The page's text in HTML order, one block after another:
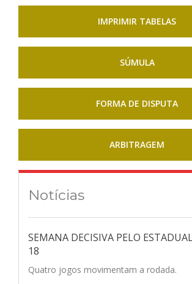
IMPRIMIR TABELAS
SÚMULA
FORMA DE DISPUTA
ARBITRAGEM
Notícias
SEMANA DECISIVA PELO
18
Quatro jogos movimentam a rodada.